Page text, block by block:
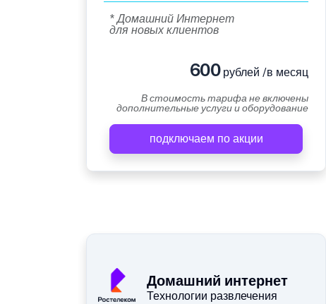
* Домашний Интернет
для новых клиентов
600рублей /в месяц
В стоимость тарифа не включены
дополнительные услуги и оборудование
подключаем по акции
Домашний интернет
Технологии развлечения